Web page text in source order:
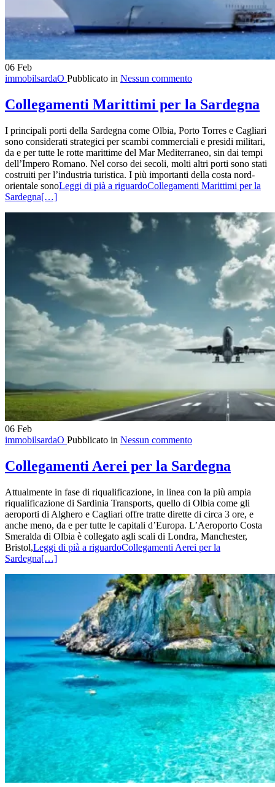
06 Feb
immobilsardaO Pubblicato in Nessun commento
Collegamenti Marittimi per la Sardegna
I principali porti della Sardegna come Olbia, Porto Torres e Cagliari
sono considerati strategici per scambi commerciali e presidi militari,
da e per tutte le rotte marittime del Mar Mediterraneo, sin dai tempi
dell’Impero Romano. Nel corso dei secoli, molti altri porti sono stati
costruiti per l’industria turistica. I più importanti della costa nord-
orientale sonoLeggi di pià a riguardoCollegamenti Marittimi per la
Sardegna[…]
06 Feb
immobilsardaO Pubblicato in Nessun commento
Collegamenti Aerei per la Sardegna
Attualmente in fase di riqualificazione, in linea con la più ampia
riqualificazione di Sardinia Transports, quello di Olbia come gli
aeroporti di Alghero e Cagliari offre tratte dirette di circa 3 ore, e
anche meno, da e per tutte le capitali d’Europa. L’Aeroporto Costa
Smeralda di Olbia è collegato agli scali di Londra, Manchester,
Bristol,Leggi di pià a riguardoCollegamenti Aerei per la
Sardegna[…]